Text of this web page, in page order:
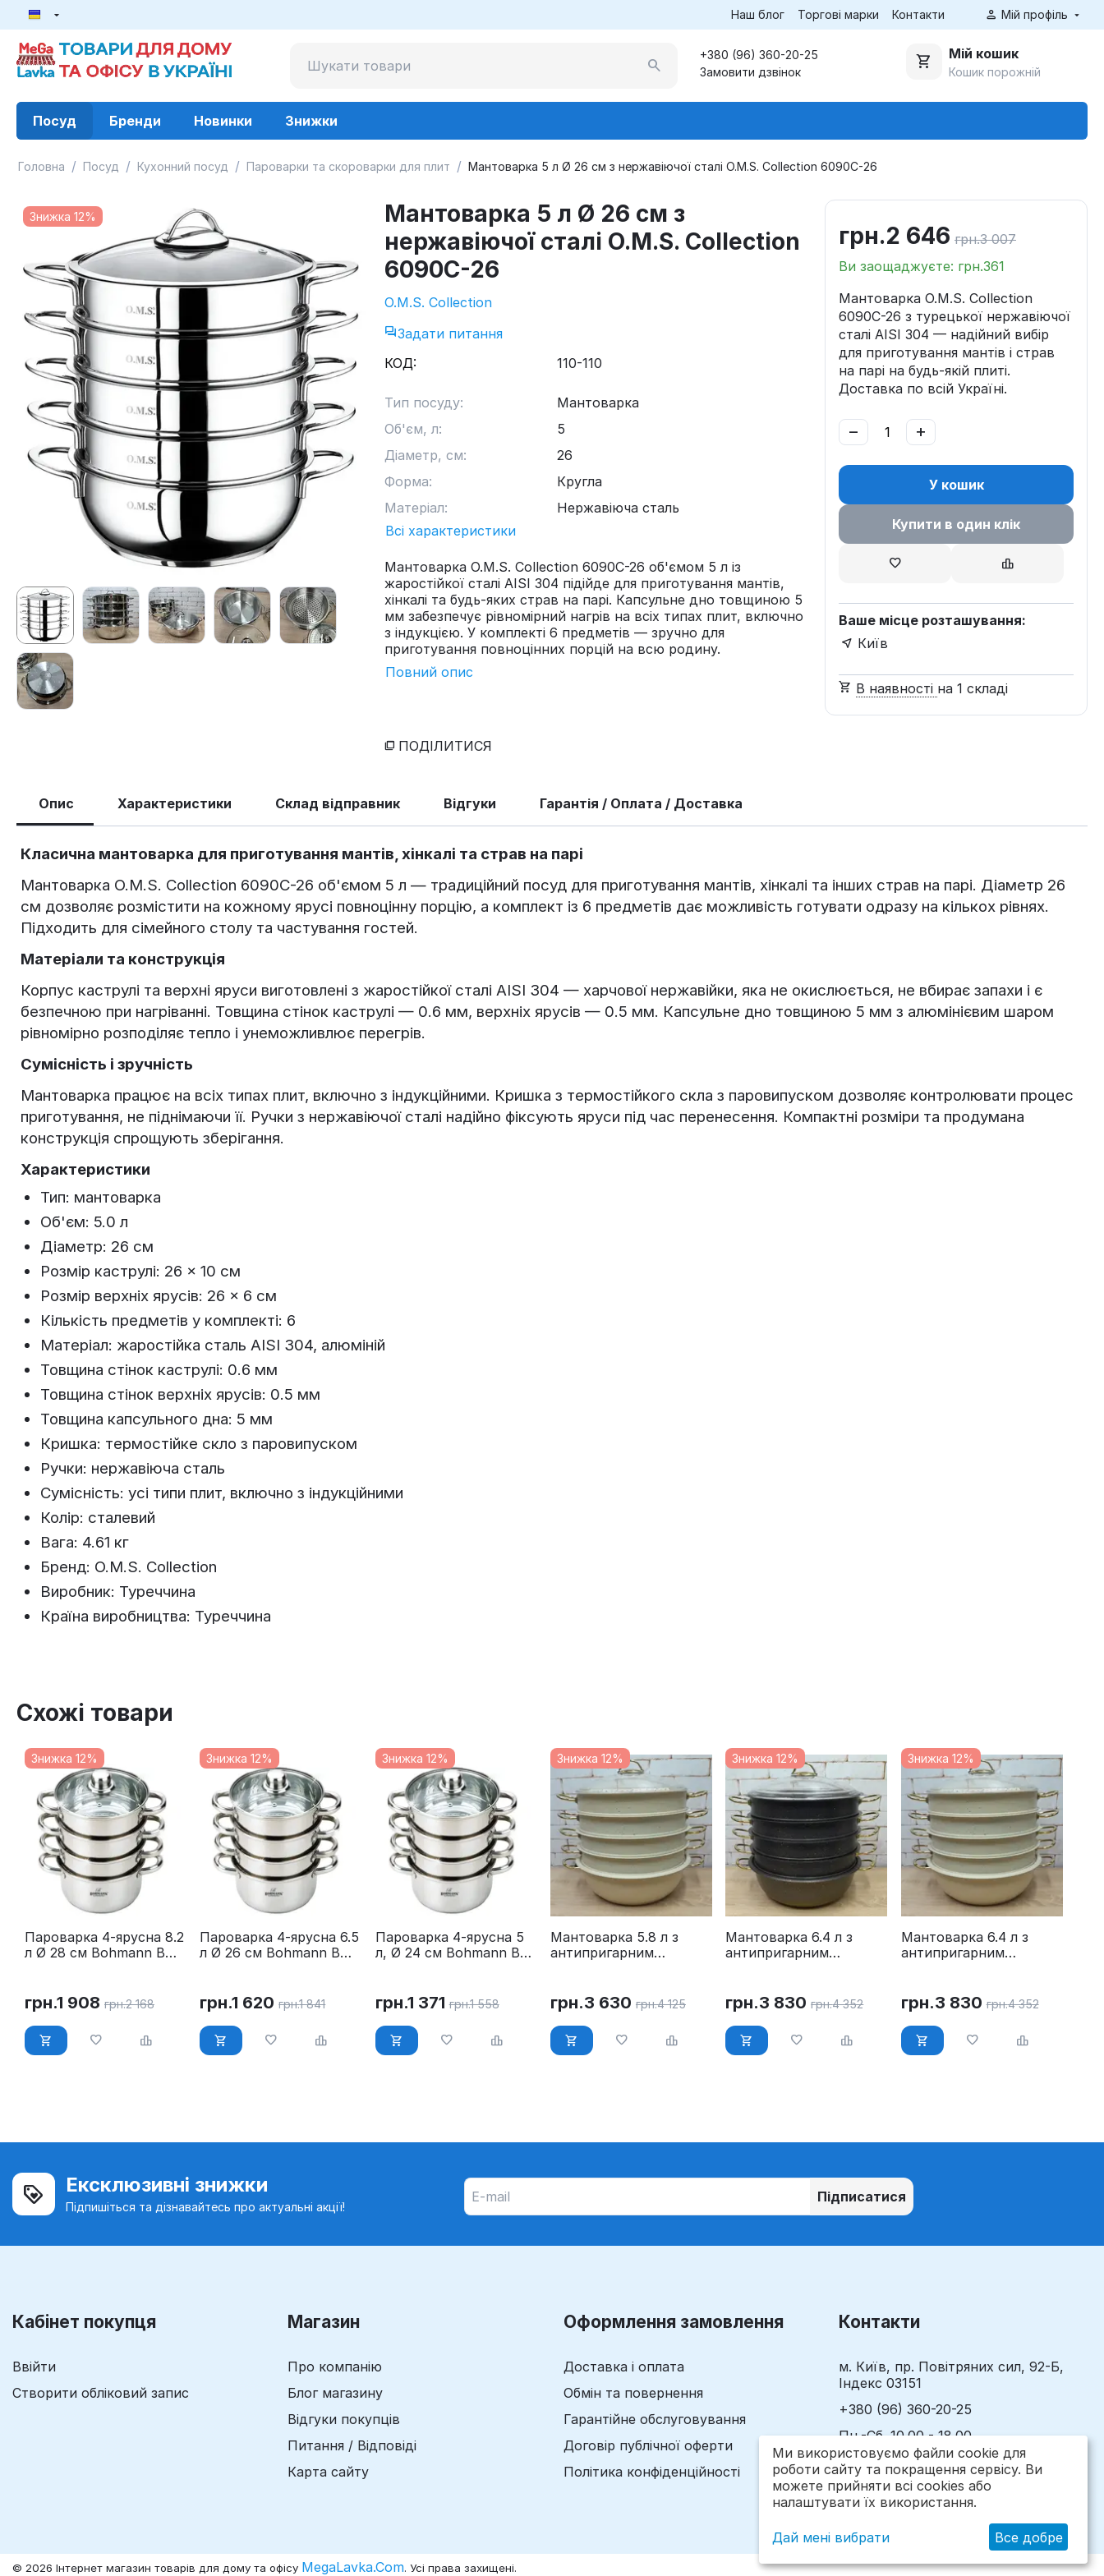
Наш блог Торгові марки Контакти Мій профіль
+380 (96) 360-20-25
Замовити дзвінок
Мій кошик
Кошик порожній
Посуд Бренди Новинки Знижки
Головна / Посуд / Кухонний посуд / Пароварки та скороварки для плит / Мантоварка 5 л Ø 26 см з нержавіючої сталі O.M.S. Collection 6090C-26
Знижка 12%
Мантоварка 5 л Ø 26 см з
нержавіючої сталі O.M.S. Collection
6090C-26
O.M.S. Collection
Задати питання
КОД:
110-110
Тип посуду:
Мантоварка
Об'єм, л:
5
Діаметр, см:
26
Форма:
Кругла
Матеріал:
Нержавіюча сталь
Всі характеристики
Мантоварка O.M.S. Collection 6090C-26 об'ємом 5 л із
жаростійкої сталі AISI 304 підійде для приготування мантів,
хінкалі та будь-яких страв на парі. Капсульне дно товщиною 5
мм забезпечує рівномірний нагрів на всіх типах плит, включно
з індукцією. У комплекті 6 предметів — зручно для
приготування повноцінних порцій на всю родину.
Повний опис
грн.2 646 грн.3 007
Ви заощаджуєте: грн.361
Мантоварка O.M.S. Collection
6090C-26 з турецької нержавіючої
сталі AISI 304 — надійний вибір
для приготування мантів і страв
на парі на будь-якій плиті.
Доставка по всій Україні.
+
−
У кошик
Купити в один клік
Ваше місце розташування:
Київ
В наявності на 1 складі
ПОДІЛИТИСЯ
Опис Характеристики Склад відправник Відгуки Гарантія / Оплата / Доставка
Класична мантоварка для приготування мантів, хінкалі та страв на парі
Мантоварка O.M.S. Collection 6090C-26 об'ємом 5 л — традиційний посуд для приготування мантів, хінкалі та інших страв на парі. Діаметр 26
см дозволяє розмістити на кожному ярусі повноцінну порцію, а комплект із 6 предметів дає можливість готувати одразу на кількох рівнях.
Підходить для сімейного столу та частування гостей.
Матеріали та конструкція
Корпус каструлі та верхні яруси виготовлені з жаростійкої сталі AISI 304 — харчової нержавійки, яка не окислюється, не вбирає запахи і є
безпечною при нагріванні. Товщина стінок каструлі — 0.6 мм, верхніх ярусів — 0.5 мм. Капсульне дно товщиною 5 мм з алюмінієвим шаром
рівномірно розподіляє тепло і унеможливлює перегрів.
Сумісність і зручність
Мантоварка працює на всіх типах плит, включно з індукційними. Кришка з термостійкого скла з паровипуском дозволяє контролювати процес
приготування, не піднімаючи її. Ручки з нержавіючої сталі надійно фіксують яруси під час перенесення. Компактні розміри та продумана
конструкція спрощують зберігання.
Характеристики
Тип: мантоварка
Об'єм: 5.0 л
Діаметр: 26 см
Розмір каструлі: 26 × 10 см
Розмір верхніх ярусів: 26 × 6 см
Кількість предметів у комплекті: 6
Матеріал: жаростійка сталь AISI 304, алюміній
Товщина стінок каструлі: 0.6 мм
Товщина стінок верхніх ярусів: 0.5 мм
Товщина капсульного дна: 5 мм
Кришка: термостійке скло з паровипуском
Ручки: нержавіюча сталь
Сумісність: усі типи плит, включно з індукційними
Колір: сталевий
Вага: 4.61 кг
Бренд: O.M.S. Collection
Виробник: Туреччина
Країна виробництва: Туреччина
Схожі товари
Знижка 12%
Пароварка 4-ярусна 8.2
л Ø 28 см Bohmann BH
грн.1 908 грн.2 168
Знижка 12%
Пароварка 4-ярусна 6.5
л Ø 26 см Bohmann BH
грн.1 620 грн.1 841
Знижка 12%
Пароварка 4-ярусна 5
л, Ø 24 см Bohmann BH
грн.1 371 грн.1 558
Знижка 12%
Мантоварка 5.8 л з
антипригарним
грн.3 630 грн.4 125
Знижка 12%
Мантоварка 6.4 л з
антипригарним
грн.3 830 грн.4 352
Знижка 12%
Мантоварка 6.4 л з
антипригарним
грн.3 830 грн.4 352
Ексклюзивні знижки
Підпишіться та дізнавайтесь про актуальні акції!
Підписатися
Кабінет покупця
Ввійти
Створити обліковий запис
Магазин
Про компанію
Блог магазину
Відгуки покупців
Питання / Відповіді
Карта сайту
Оформлення замовлення
Доставка і оплата
Обмін та повернення
Гарантійне обслуговування
Договір публічної оферти
Політика конфіденційності
Контакти
м. Київ, пр. Повітряних сил, 92-Б,
Індекс 03151
+380 (96) 360-20-25
Пн.-Сб. 10.00 - 18.00
Нд. 10.00 - 17.00
zakaz@megalavka.com
© 2026 Інтернет магазин товарів для дому та офісу MegaLavka.Com. Усі права захищені.
Ми використовуємо файли cookie для
роботи сайту та покращення сервісу. Ви
можете прийняти всі cookies або
налаштувати їх використання.
Дай мені вибрати Все добре